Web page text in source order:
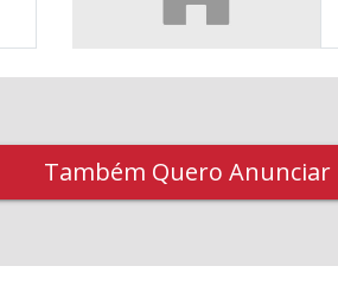
Também Quero Anunciar